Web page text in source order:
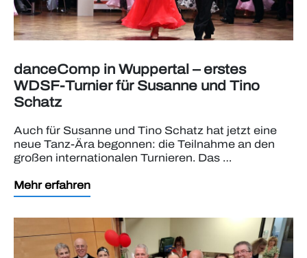
danceComp in Wuppertal – erstes
WDSF-Turnier für Susanne und Tino
Schatz
Auch für Susanne und Tino Schatz hat jetzt eine
neue Tanz-Ära begonnen: die Teilnahme an den
großen internationalen Turnieren. Das …
Mehr erfahren